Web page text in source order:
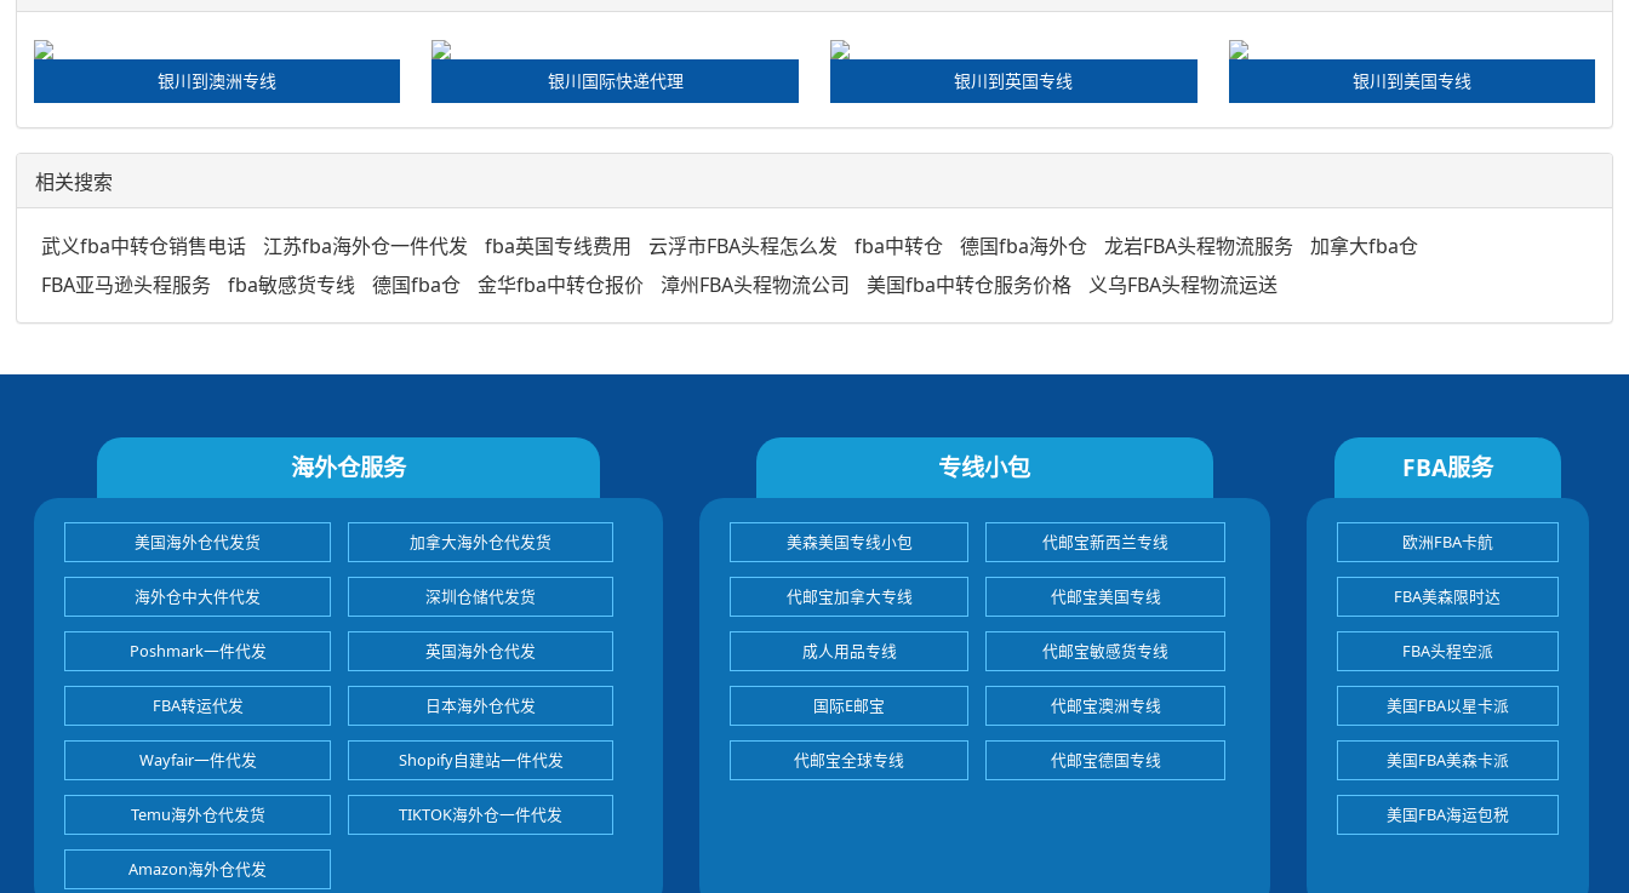
银川到澳洲专线 银川国际快递代理 银川到英国专线 银川到美国专线
相关搜索
武义fba中转仓销售电话 江苏fba海外仓一件代发 fba英国专线费用 云浮市FBA头程怎么发 fba中转仓 德国fba海外仓 龙岩FBA头程物流服务
加拿大fba仓
FBA亚马逊头程服务
fba敏感货专线 德国fba仓 金华fba中转仓报价 漳州FBA头程物流公司 美国fba中转仓服务价格 义乌FBA头程物流运送
海外仓服务
美国海外仓代发货 加拿大海外仓代发货
海外仓中大件代发 深圳仓储代发货
Poshmark一件代发 英国海外仓代发
FBA转运代发 日本海外仓代发
Wayfair一件代发 Shopify自建站一件代发
Temu海外仓代发货 TIKTOK海外仓一件代发
Amazon海外仓代发
专线小包
美森美国专线小包 代邮宝新西兰专线
代邮宝加拿大专线 代邮宝美国专线
成人用品专线 代邮宝敏感货专线
国际E邮宝 代邮宝澳洲专线
代邮宝全球专线 代邮宝德国专线
FBA服务
欧洲FBA卡航
FBA美森限时达
FBA头程空派
美国FBA以星卡派
美国FBA美森卡派
美国FBA海运包税